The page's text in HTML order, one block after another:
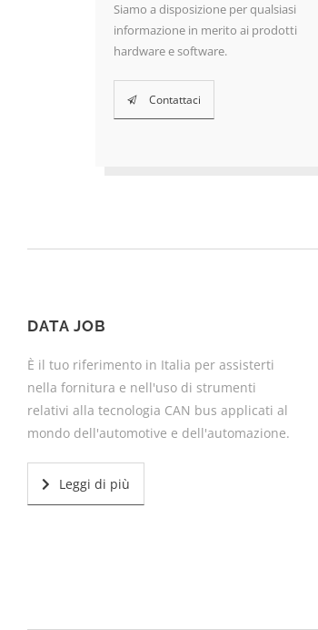
Siamo a disposizione per qualsiasi
informazione in merito ai prodotti
hardware e software.
Contattaci
DATA JOB
È il tuo riferimento in Italia per assisterti
nella fornitura e nell'uso di strumenti
relativi alla tecnologia CAN bus applicati al
mondo dell'automotive e dell'automazione.
Leggi di più